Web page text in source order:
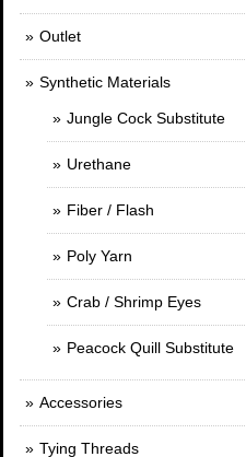
Outlet
Synthetic Materials
Jungle Cock Substitute
Urethane
Fiber / Flash
Poly Yarn
Crab / Shrimp Eyes
Peacock Quill Substitute
Accessories
Tying Threads